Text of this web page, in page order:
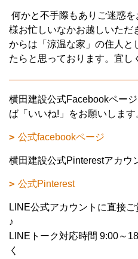
何かと不手際もありご迷惑
様お忙しいなかお越しいただ
からは「涼温な家」の住人と
たらと思っております。宜し
横田建設公式Facebookペー
ば「いいね!」をお願いします
公式facebookページ
横田建設公式Pinterestアカウ
公式Pinterest
LINE公式アカウントに直接
♪
LINEトーク対応時間 9:00～
く